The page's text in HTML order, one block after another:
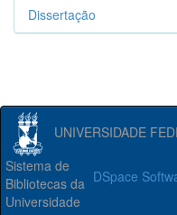
Dissertação
UNIVERSIDADE
DSpace
Sistema de
Bibliotecas da
Universidade